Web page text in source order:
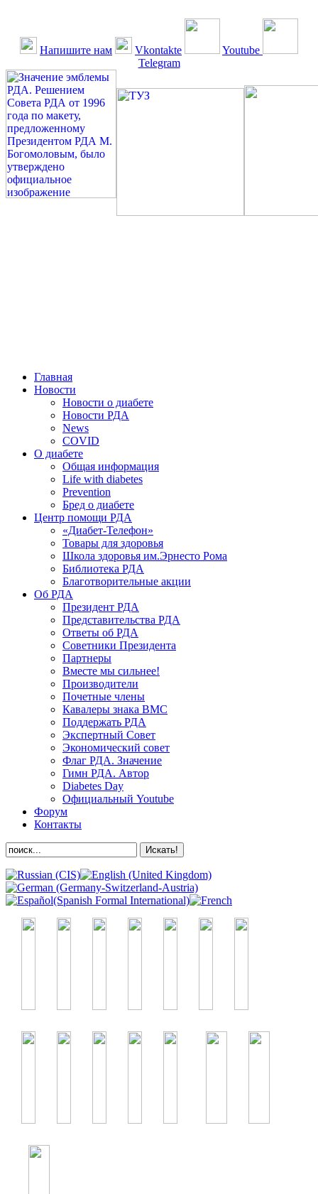
Напишите нам Vkontakte
Youtube
Telegram
Главная
Новости
Новости о диабете
Новости РДА
News
COVID
О диабете
Общая информация
Life with diabetes
Prevention
Бред о диабете
Центр помощи РДА
«Диабет-Телефон»
Товары для здоровья
Школа здоровья им.Эрнесто Рома
Библиотека РДА
Благотворительные акции
Об РДА
Президент РДА
Представительства РДА
Ответы об РДА
Советники Президента
Партнеры
Вместе мы сильнее!
Производители
Почетные члены
Кавалеры знака ВМС
Поддержать РДА
Экспертный Совет
Экономический совет
Флаг РДА. Значение
Гимн РДА. Автор
Diabetes Day
Официальный Youtube
Форум
Контакты